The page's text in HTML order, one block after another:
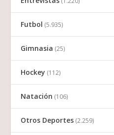
Futbol (5.935)
Gimnasia (25)
Hockey (112)
Natación (106)
Otros Deportes (2.259)